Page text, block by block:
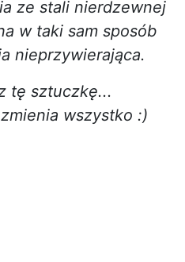
ze stali nierdzewnej
w taki sam sposób
nieprzywierająca.
tę sztuczkę...
wszystko :)